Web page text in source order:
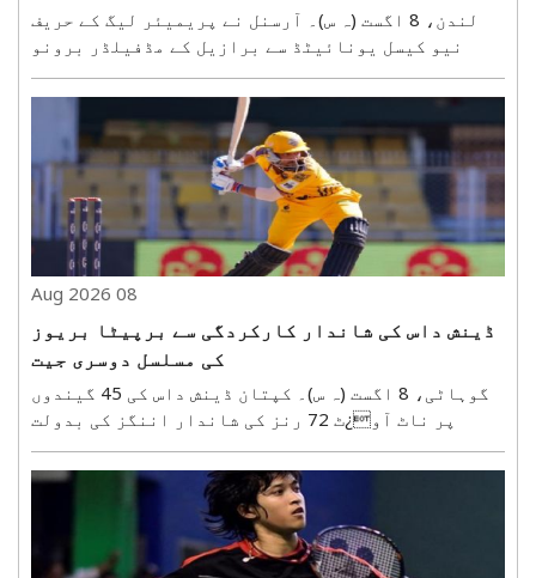
لندن، 8 اگست (ہ س)۔ آرسنل نے پریمیئر لیگ کے حریف
نیو کیسل یونائیٹڈ سے برازیل کے مڈفیلڈر برونو
میڈیا پر یہ اعلان کیا۔ گیماریش کے کلب میں شامل
ہونے سے آرسنل کے مڈفیلڈ کو مزید مضبوطی ملنے کی
امید ہے۔ ..
08 Aug 2026
ڈینش داس کی شاندار کارکردگی سے برپیٹا بریوز
کی مسلسل دوسری جیت
گوہاٹی، 8 اگست (ہ س)۔ کپتان ڈینش داس کی 45 گیندوں
پر ناٹ آو¿ٹ 72 رنز کی شاندار اننگز کی بدولت
آسام پریمیئر لیگ میں ناگاو¿ں رینجرز کو 70 رنز
سے شکست دے کر مسلسل دوسری جیت درج کی۔ ٹورنامنٹ ..